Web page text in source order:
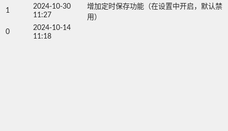
1
2024-10-30
11:27
增加定时保存功能（在设置中开启，默认禁
用）
0
2024-10-14
11:18